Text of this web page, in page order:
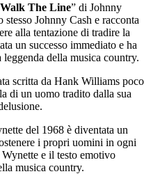
The Line” di Johnny
Johnny Cash e racconta
alla tentazione di tradire la
un successo immediato e ha
della musica country.
scritta da Hank Williams poco
di un uomo tradito dalla sua
del 1968 è diventata un
i propri uomini in ogni
e il testo emotivo
musica country.